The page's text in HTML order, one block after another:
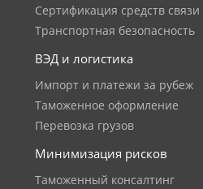
Сертификация средств связи
Транспортная безопасность
ВЭД и логистика
Импорт и платежи за рубеж
Таможенное оформление
Перевозка грузов
Минимизация рисков
Таможенный консалтинг